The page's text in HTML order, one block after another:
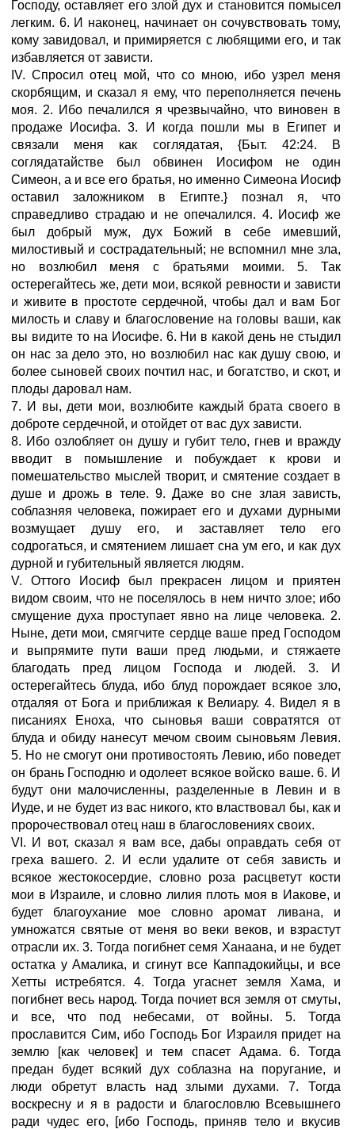
Господу, оставляет его злой дух и становится помысел
легким. 6. И наконец, начинает он сочувствовать тому,
кому завидовал, и примиряется с любящими его, и так
избавляется от зависти.
IV. Спросил отец мой, что со мною, ибо узрел меня
скорбящим, и сказал я ему, что переполняется печень
моя. 2. Ибо печалился я чрезвычайно, что виновен в
продаже Иосифа. 3. И когда пошли мы в Египет и
связали меня как соглядатая, {Быт. 42:24. В
соглядатайстве был обвинен Иосифом не один
Симеон, а и все его братья, но именно Симеона Иосиф
оставил заложником в Египте.} познал я, что
справедливо страдаю и не опечалился. 4. Иосиф же
был добрый муж, дух Божий в себе имевший,
милостивый и сострадательный; не вспомнил мне зла,
но возлюбил меня с братьями моими. 5. Так
остерегайтесь же, дети мои, всякой ревности и зависти
и живите в простоте сердечной, чтобы дал и вам Бог
милость и славу и благословение на головы ваши, как
вы видите то на Иосифе. 6. Ни в какой день не стыдил
он нас за дело это, но возлюбил нас как душу свою, и
более сыновей своих почтил нас, и богатство, и скот, и
плоды даровал нам.
7. И вы, дети мои, возлюбите каждый брата своего в
доброте сердечной, и отойдет от вас дух зависти.
8. Ибо озлобляет он душу и губит тело, гнев и вражду
вводит в помышление и побуждает к крови и
помешательство мыслей творит, и смятение создает в
душе и дрожь в теле. 9. Даже во сне злая зависть,
соблазняя человека, пожирает его и духами дурными
возмущает душу его, и заставляет тело его
содрогаться, и смятением лишает сна ум его, и как дух
дурной и губительный является людям.
V. Оттого Иосиф был прекрасен лицом и приятен
видом своим, что не поселялось в нем ничто злое; ибо
смущение духа проступает явно на лице человека. 2.
Ныне, дети мои, смягчите сердце ваше пред Господом
и выпрямите пути ваши пред людьми, и стяжаете
благодать пред лицом Господа и людей. 3. И
остерегайтесь блуда, ибо блуд порождает всякое зло,
отдаляя от Бога и приближая к Велиару. 4. Видел я в
писаниях Еноха, что сыновья ваши совратятся от
блуда и обиду нанесут мечом своим сыновьям Левия.
5. Но не смогут они противостоять Левию, ибо поведет
он брань Господню и одолеет всякое войско ваше. 6. И
будут они малочисленны, разделенные в Левин и в
Иуде, и не будет из вас никого, кто властвовал бы, как и
пророчествовал отец наш в благословениях своих.
VI. И вот, сказал я вам все, дабы оправдать себя от
греха вашего. 2. И если удалите от себя зависть и
всякое жестокосердие, словно роза расцветут кости
мои в Израиле, и словно лилия плоть моя в Иакове, и
будет благоухание мое словно аромат ливана, и
умножатся святые от меня во веки веков, и взрастут
отрасли их. 3. Тогда погибнет семя Ханаана, и не будет
остатка у Амалика, и сгинут все Каппадокийцы, и все
Хетты истребятся. 4. Тогда угаснет земля Хама, и
погибнет весь народ. Тогда почиет вся земля от смуты,
и все, что под небесами, от войны. 5. Тогда
прославится Сим, ибо Господь Бог Израиля придет на
землю [как человек] и тем спасет Адама. 6. Тогда
предан будет всякий дух соблазна на поругание, и
люди обретут власть над злыми духами. 7. Тогда
воскресну и я в радости и благословлю Всевышнего
ради чудес его, [ибо Господь, приняв тело и вкусив